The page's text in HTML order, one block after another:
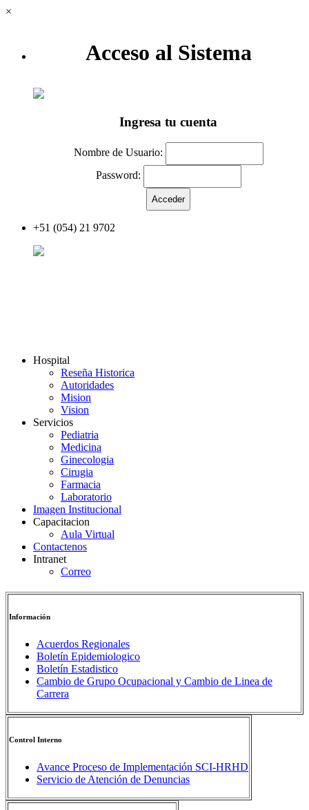
×
Acceso al Sistema
Ingresa tu cuenta
Nombre de Usuario:
Password:
+51 (054) 21 9702
Hospital
Reseña Historica
Autoridades
Mision
Vision
Servicios
Pediatria
Medicina
Ginecologia
Cirugia
Farmacia
Laboratorio
Imagen Institucional
Capacitacion
Aula Virtual
Contactenos
Intranet
Correo
Información
Acuerdos Regionales
Boletín Epidemiologico
Boletín Estadistico
Cambio de Grupo Ocupacional y Cambio de Linea de
Carrera
Control Interno
Avance Proceso de Implementación SCI-HRHD
Servicio de Atención de Denuncias